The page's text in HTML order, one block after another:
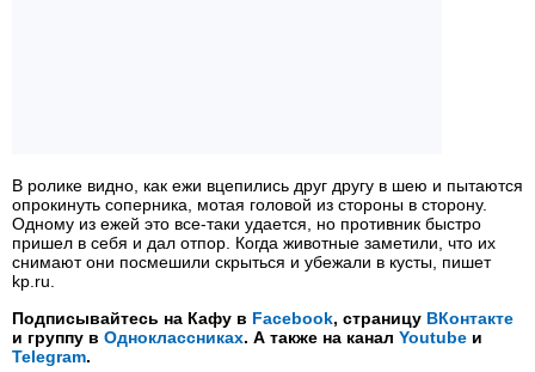
В ролике видно, как ежи вцепились друг другу в шею и пытаются
опрокинуть соперника, мотая головой из стороны в сторону.
Одному из ежей это все-таки удается, но противник быстро
пришел в себя и дал отпор. Когда животные заметили, что их
снимают они посмешили скрыться и убежали в кусты, пишет
kp.ru.
Подписывайтесь на Кафу в Facebook, страницу ВКонтакте
и группу в Одноклассниках. А также на канал Youtube и
Telegram.